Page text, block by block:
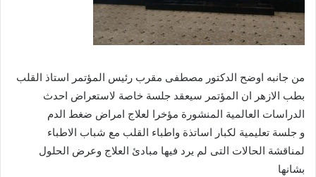
من جانبه اوضح الدكتور مصطفى مقرب رئيس المؤتمر استاذ القلب
بطب الازهر ان المؤتمر سيعقد جلسة خاصة لاستعراض احدث
الدراسات العالمية المنشورة مؤخرا لعلاج امراض ضغط الدم
و جلسة تعليمية لكبار اساتذة واطباء القلب مع شباب الاطباء
لمناقشة الحالات التى لم يرد فيها مبادئ العلاج وعرض الحلول
بشانها